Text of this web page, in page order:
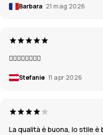
Barbara 21 mag 2026
👍🏼👍🏼👍🏼👍🏼
Stefanie 11 apr 2026
La qualità è buona, lo stile